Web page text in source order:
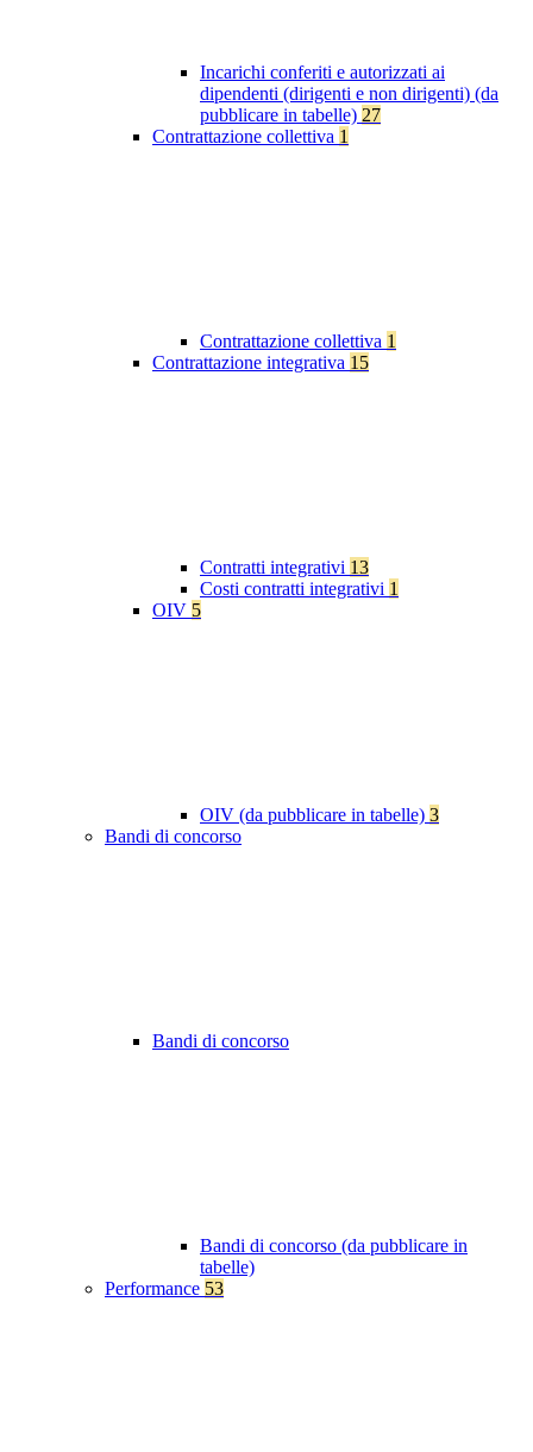
Incarichi conferiti e autorizzati ai
dipendenti (dirigenti e non dirigenti) (da
pubblicare in tabelle) 27
Contrattazione collettiva 1
Contrattazione collettiva 1
Contrattazione integrativa 15
Contratti integrativi 13
Costi contratti integrativi 1
OIV 5
OIV (da pubblicare in tabelle) 3
Bandi di concorso
Bandi di concorso
Bandi di concorso (da pubblicare in
tabelle)
Performance 53